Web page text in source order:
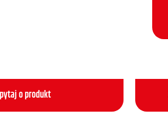
o produkt